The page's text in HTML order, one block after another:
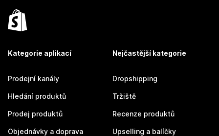
Kategorie aplikací
Prodejní kanály
Hledání produktů
Prodej produktů
Objednávky a doprava
Nejčastější kategorie
Dropshipping
Tržiště
Recenze produktů
Upselling a balíčky